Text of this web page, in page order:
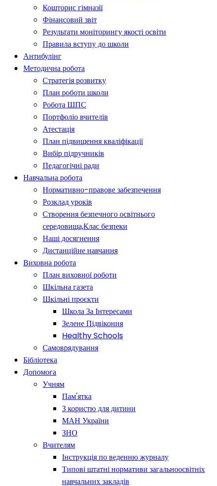
Кошторис гімназії
Фінансовий звіт
Результати моніторингу якості освіти
Правила вступу до школи
Антибулінг
Методична робота
Стратегія розвитку
План роботи школи
Робота ШПС
Портфоліо вчителів
Атестація
План підвищення кваліфікації
Вибір підручників
Педагогічні ради
Навчальна робота
Нормативно-правове забезпечення
Розклад уроків
Створення безпечного освітнього
середовища,Клас безпеки
Наші досягнення
Дистанційне навчання
Виховна робота
План виховної роботи
Шкільна газета
Шкільні проєкти
Школа За Інтересами
Зелене Підвіконня
Healthy Schools
Самоврядування
Бібліотека
Допомога
Учням
Пам'ятка
З користю для дитини
МАН України
ЗНО
Вчителям
Інструкція по веденню журналу
Типові штатні нормативи загальноосвітніх
навчальних закладів